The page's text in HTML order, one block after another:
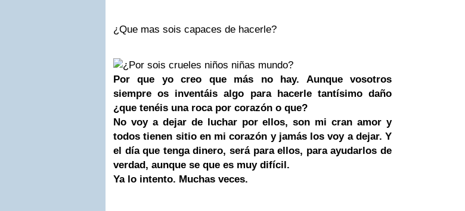
¿Que mas sois capaces de hacerle?
Por que yo creo que más no hay. Aunque vosotros
siempre os inventáis algo para hacerle tantísimo daño
¿que tenéis una roca por corazón o que?
No voy a dejar de luchar por ellos, son mi cran amor y
todos tienen sitio en mi corazón y jamás los voy a dejar. Y
el día que tenga dinero, será para ellos, para ayudarlos de
verdad, aunque se que es muy difícil.
Ya lo intento. Muchas veces.